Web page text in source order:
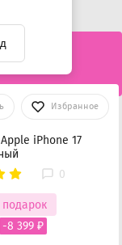
Избранное
iPhone 17
0
подарок
-8 399 ₽